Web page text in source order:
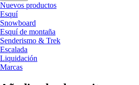
Nuevos productos
Esquí
Snowboard
Esquí de montaña
Senderismo & Trek
Escalada
Liquidación
Marcas